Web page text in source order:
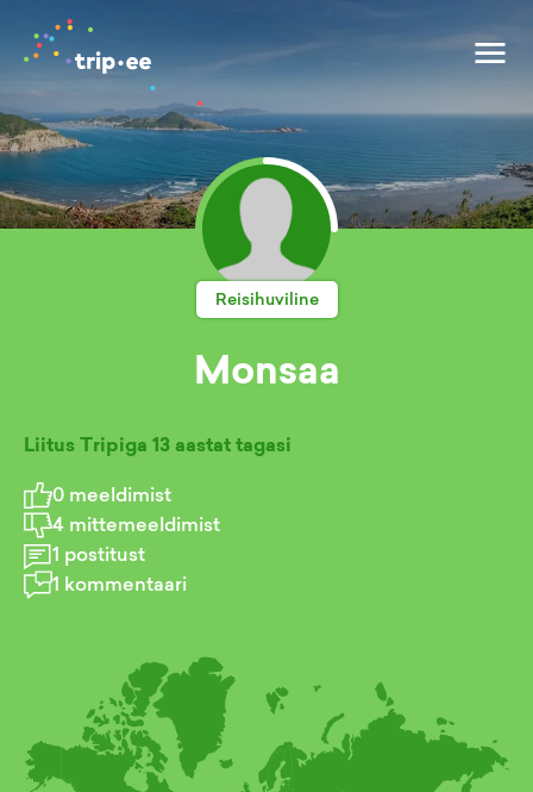
Reisihuviline
Monsaa
Liitus Tripiga 13 aastat tagasi
0 meeldimist
4 mittemeeldimist
1 postitust
1 kommentaari